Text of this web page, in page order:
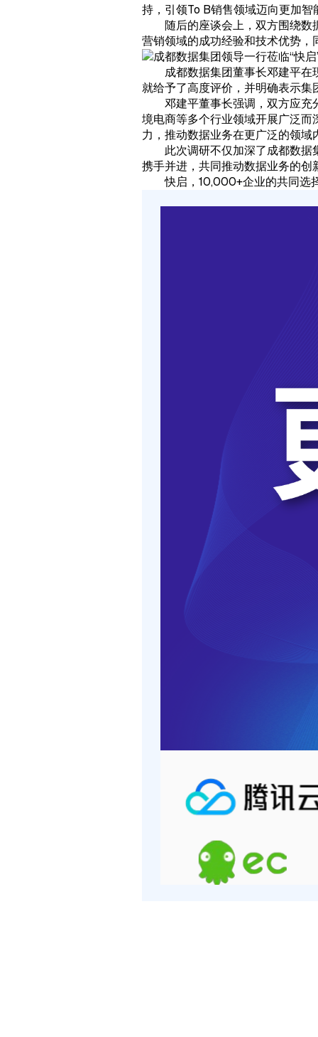
持，引领To B销售领域迈向更加
随后的座谈会上，双方围绕数
营销领域的成功经验和技术优势
成都数据集团董事长邓建平
就给予了高度评价，并明确表示集
邓建平董事长强调，双方应充
境电商等多个行业领域开展广泛
力，推动数据业务在更广泛的领
此次调研不仅加深了成都数据
携手并进，共同推动数据业务的
快启，10,000+企业的共同选